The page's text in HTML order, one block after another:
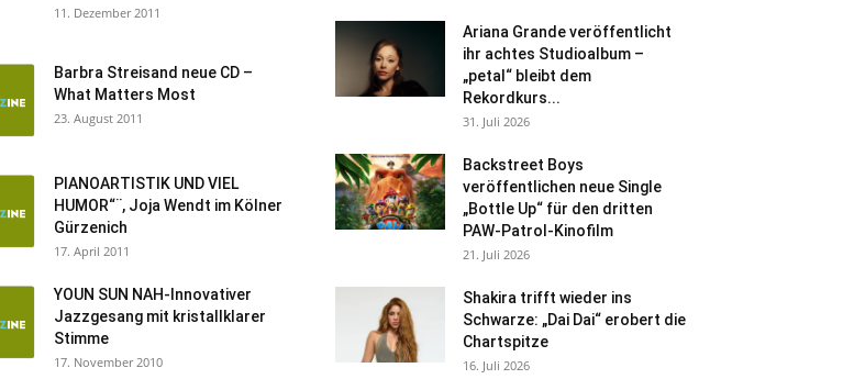
11. Dezember 2011
Barbra Streisand neue CD –
What Matters Most
23. August 2011
PIANOARTISTIK UND VIEL
HUMOR“¨, Joja Wendt im Kölner
Gürzenich
17. April 2011
YOUN SUN NAH-Innovativer
Jazzgesang mit kristallklarer
Stimme
17. November 2010
Ariana Grande veröffentlicht
ihr achtes Studioalbum –
„petal“ bleibt dem
Rekordkurs...
31. Juli 2026
Backstreet Boys
veröffentlichen neue Single
„Bottle Up“ für den dritten
PAW-Patrol-Kinofilm
21. Juli 2026
Shakira trifft wieder ins
Schwarze: „Dai Dai“ erobert die
Chartspitze
16. Juli 2026